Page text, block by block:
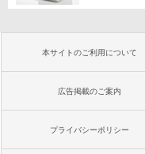
本サイトのご利用について
広告掲載のご案内
プライバシーポリシー